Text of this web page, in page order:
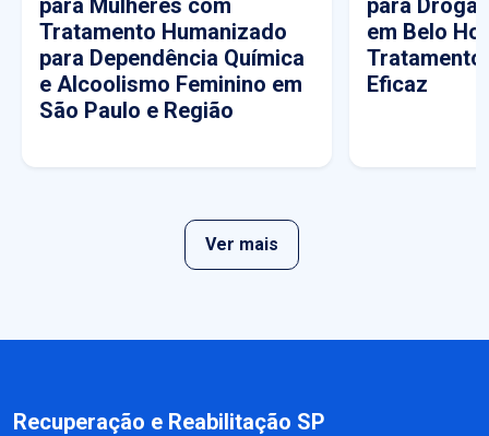
Tratamento Humanizado
para Dependência Química
e Alcoolismo Feminino em
São Paulo e Região
em Belo
Tratamento
Eficaz
Ver mais
Recuperação e Reabilitação SP